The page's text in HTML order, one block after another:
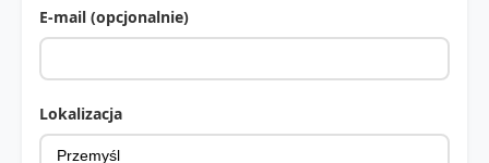
E-mail (opcjonalnie)
Lokalizacja